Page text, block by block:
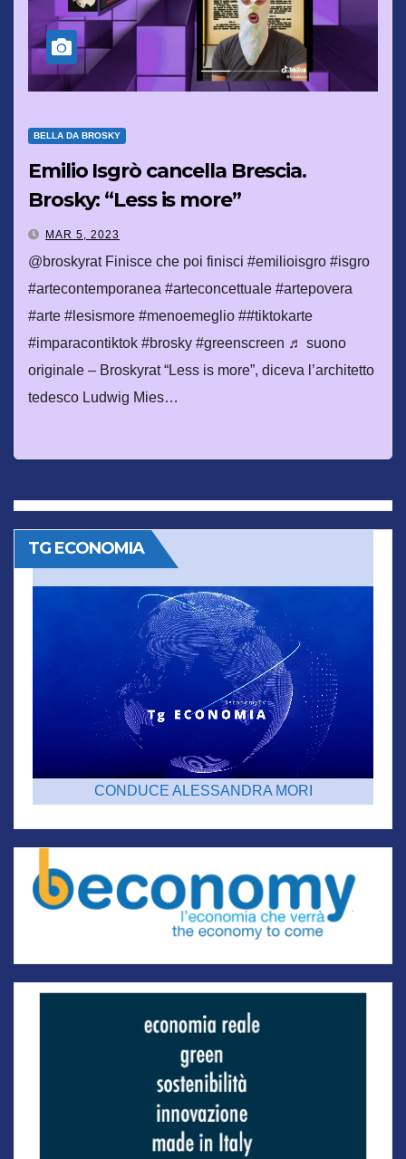
BELLA DA BROSKY
Emilio Isgrò cancella Brescia.
Brosky: “Less is more”
MAR 5, 2023
@broskyrat Finisce che poi finisci #emilioisgro #isgro
#artecontemporanea #arteconcettuale #artepovera
#arte #lesismore #menoemeglio ##tiktokarte
#imparacontiktok #brosky #greenscreen ♬ suono
originale – Broskyrat “Less is more”, diceva l’architetto
tedesco Ludwig Mies…
TG ECONOMIA
CONDUCE ALESSANDRA MORI